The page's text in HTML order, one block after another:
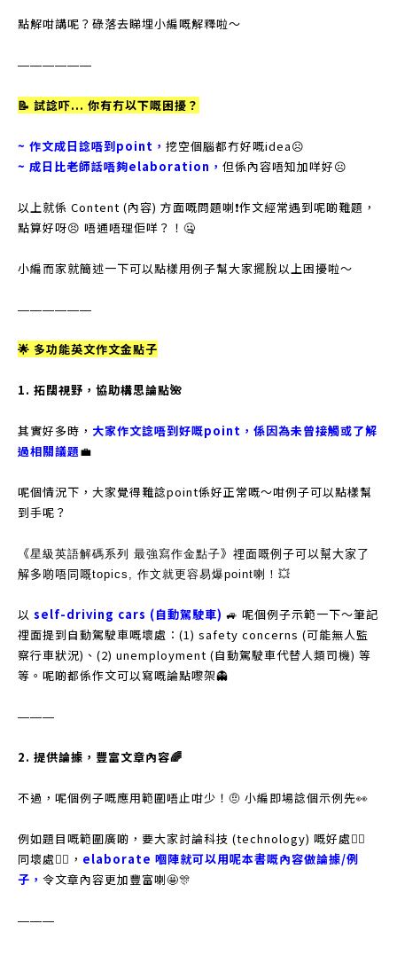
點解咁講呢？碌落去睇埋小編嘅解釋啦～
——————
📝 試諗吓... 你有冇以下嘅困擾？
~ 作文成日諗唔到point， 挖空個腦都冇好嘅idea☹️
~ 成日比老師話唔夠elaboration， 但係內容唔知加咩好☹️
以上就係 Content (內容) 方面嘅問題喇❗️作文經常遇到呢啲難題，
點算好呀😣 唔通唔理佢咩？！🤐
小編而家就簡述一下可以點樣用例子幫大家擺脫以上困擾啦～
——————
🌟 多功能英文作文金點子
1. 拓闊視野，協助構思論點🌺
其實好多時， 大家作文諗唔到好嘅point，係因為未曾接觸或了解
過相關議題💼
呢個情況下，大家覺得難諗point係好正常嘅～咁例子可以點樣幫
到手呢？
《星級英語解碼系列 最強寫作金點子》𥚃面嘅例子可以幫大家了
解多啲唔同嘅topics, 作文就更容易爆point喇！💥
以 self-driving cars (自動駕駛車) 🚙 呢個例子示範一下～筆記
𥚃面提到自動駕駛車嘅壞處：(1) safety concerns (可能無人監
察行車狀況)、(2) unemployment (自動駕駛車代替人類司機) 等
等。呢啲都係作文可以寫嘅論點嚟架👻
———
2. 提供論據，豐富文章內容🌈
不過，呢個例子嘅應用範圍唔止咁少！🤨 小編即場諗個示例先👀
例如題目嘅範圍廣啲，要大家討論科技 (technology) 嘅好處👍🏻
同壞處👎🏻， elaborate 嗰陣就可以用呢本書嘅內容做論據/例
子， 令文章內容更加豐富喇🤩🎊
———